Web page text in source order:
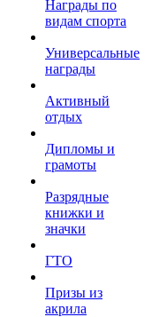
Награды по
видам спорта
Универсальные
награды
Активный
отдых
Дипломы и
грамоты
Разрядные
книжки и
значки
ГТО
Призы из
акрила